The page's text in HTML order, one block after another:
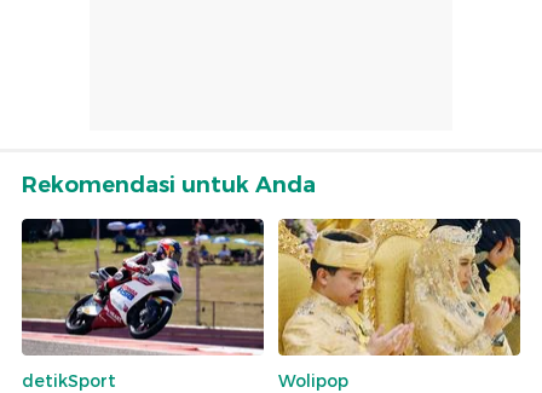
Rekomendasi untuk Anda
detikSport
Wolipop